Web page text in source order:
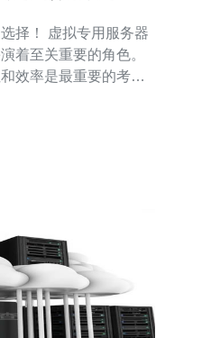
服务器
着至关重要的角色。
效率是最重要的考虑
首选。本文将介绍新